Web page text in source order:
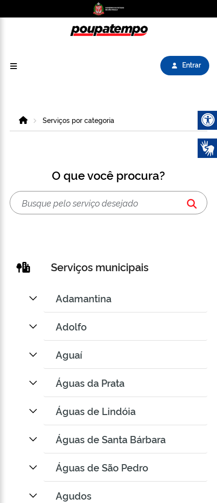
Entrar
HomeServiços por categoria
O que você procura?
Serviços municipais
Adamantina
Adolfo
Aguaí
Águas da Prata
Águas de Lindóia
Águas de Santa Bárbara
Águas de São Pedro
Agudos